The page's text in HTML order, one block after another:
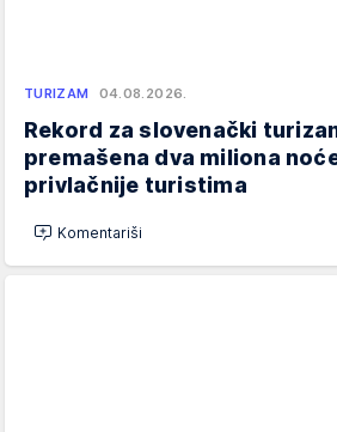
TURIZAM 04.08.2026.
Rekord za slovenački
premašena dva miliona
privlačnije turistima
Komentariši